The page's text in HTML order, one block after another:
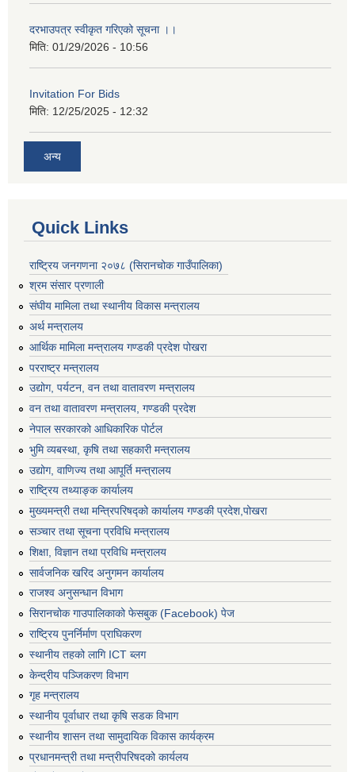
दरभाउपत्र स्वीकृत गरिएको सूचना ।।
मिति: 01/29/2026 - 10:56
Invitation For Bids
मिति: 12/25/2025 - 12:32
अन्य
Quick Links
राष्ट्रिय जनगणना २०७८ (सिरानचोक गाउँपालिका)
श्रम संसार प्रणाली
संघीय मामिला तथा स्थानीय विकास मन्त्रालय
अर्थ मन्त्रालय
आर्थिक मामिला मन्त्रालय गण्डकी प्रदेश पोखरा
परराष्ट्र मन्त्रालय
उद्योग, पर्यटन, वन तथा वातावरण मन्त्रालय
वन तथा वातावरण मन्त्रालय, गण्डकी प्रदेश
नेपाल सरकारको आधिकारिक पोर्टल
भुमि व्यबस्था, कृषि तथा सहकारी मन्त्रालय
उद्योग, वाणिज्य तथा आपूर्ति मन्त्रालय
राष्ट्रिय तथ्याङ्क कार्यालय
मुख्यमन्त्री तथा मन्त्रिपरिषद्को कार्यालय गण्डकी प्रदेश,पोखरा
सञ्‍चार तथा सूचना प्रविधि मन्त्रालय
शिक्षा, विज्ञान तथा प्रविधि मन्त्रालय
सार्वजनिक खरिद अनुगमन कार्यालय
राजश्व अनुसन्धान विभाग
सिरानचोक गाउपालिकाको फेसबुक (Facebook) पेज
राष्ट्रिय पुनर्निर्माण प्राघिकरण
स्थानीय तहको लागि ICT ब्लग
केन्द्रीय पञ्जिकरण विभाग
गृह मन्त्रालय
स्थानीय पूर्वाधार तथा कृषि सडक विभाग
स्थानीय शासन तथा सामुदायिक विकास कार्यक्रम
प्रधानमन्त्री तथा मन्त्रीपरिषदको कार्यलय